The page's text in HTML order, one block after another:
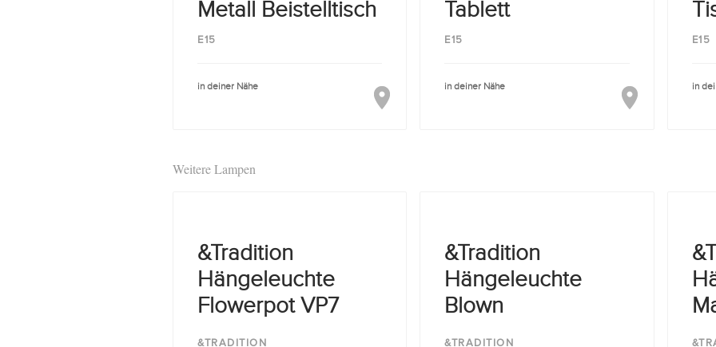
Metall Beistelltisch
E15
in deiner Nähe
Tablett
E15
in deiner Nähe
E15
in
Weitere Lampen
&Tradition
Hängeleuchte
Flowerpot VP7
&TRADITION
&Tradition
Hängeleuchte
Blown
&TRADITION